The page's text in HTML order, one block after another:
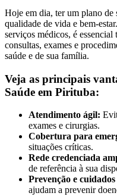
Hoje em dia, ter um plano de
qualidade de vida e bem-
serviços médicos, é essencial
consultas, exames e
saúde e de sua família.
Veja as principais
Saúde em Pirituba:
Atendimento ágil:
exames e cirurgias.
Cobertura para
situações críticas.
Rede credenciada
de referência à sua
Prevenção e
ajudam a prevenir